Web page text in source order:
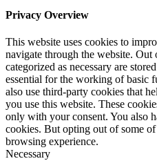
Privacy Overview
This website uses cookies to
navigate through the website. Out
categorized as necessary are
essential for the working of basic
also use third-party cookies that
you use this website. These
only with your consent. You also
cookies. But opting out of some
browsing experience.
Necessary